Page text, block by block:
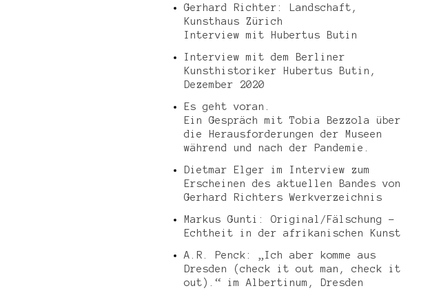
Gerhard Richter: Landschaft,
Kunsthaus Zürich
Interview mit Hubertus Butin
Interview mit dem Berliner
Kunsthistoriker Hubertus Butin,
Dezember 2020
Es geht voran.
Ein Gespräch mit Tobia Bezzola über
die Herausforderungen der Museen
während und nach der Pandemie.
Dietmar Elger im Interview zum
Erscheinen des aktuellen Bandes von
Gerhard Richters Werkverzeichnis
Markus Gunti: Original/Fälschung –
Echtheit in der afrikanischen Kunst
A.R. Penck: „Ich aber komme aus
Dresden (check it out man, check it
out).“ im Albertinum, Dresden